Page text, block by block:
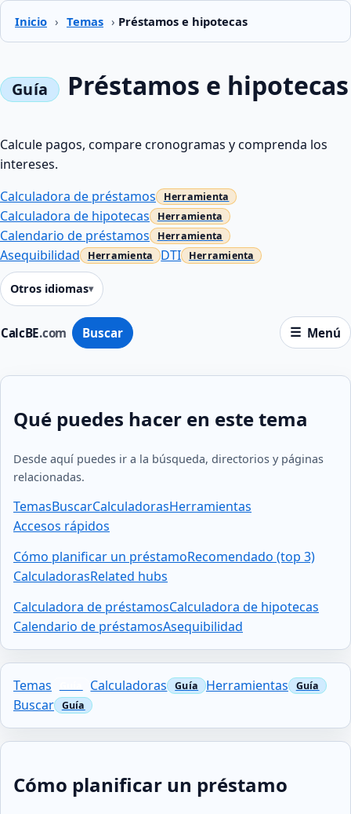
Inicio › Temas › Préstamos e hipotecas
CalcBE.com Buscar Menú
Préstamos e hipotecas
Calcule pagos, compare cronogramas y comprenda los
intereses.
Calculadora de préstamos
Calculadora de hipotecas
Calendario de préstamos
Asequibilidad
DTI
Otros idiomas
Qué puedes hacer en este tema
Desde aquí puedes ir a la búsqueda, directorios y páginas
relacionadas.
TemasBuscarCalculadorasHerramientas
Accesos rápidos
Cómo planificar un préstamoRecomendado (top 3)
CalculadorasRelated hubs
Calculadora de préstamosCalculadora de hipotecas
Calendario de préstamosAsequibilidad
Temas Calculadoras
Herramientas
Buscar
Cómo planificar un préstamo